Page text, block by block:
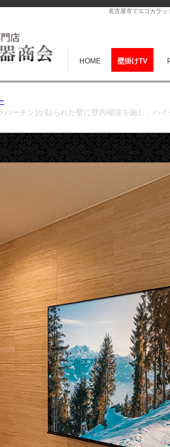
名古屋市でエコカラッ
HOME 壁掛けTV
バーチン)が貼られた壁に壁内補強を施し、ハ